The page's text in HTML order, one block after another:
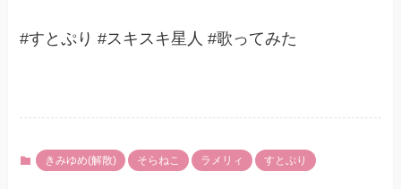
#すとぷり #スキスキ星人 #歌ってみた
きみゆめ(解散) そらねこ ラメリィ すとぷり